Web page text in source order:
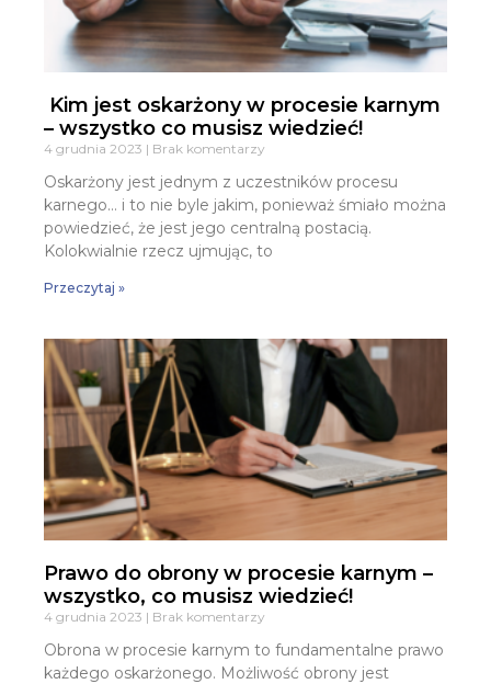
Kim jest oskarżony w procesie karnym
– wszystko co musisz wiedzieć!
4 grudnia 2023 Brak komentarzy
Oskarżony jest jednym z uczestników procesu
karnego… i to nie byle jakim, ponieważ śmiało można
powiedzieć, że jest jego centralną postacią.
Kolokwialnie rzecz ujmując, to
Przeczytaj »
Prawo do obrony w procesie karnym –
wszystko, co musisz wiedzieć!
4 grudnia 2023 Brak komentarzy
Obrona w procesie karnym to fundamentalne prawo
każdego oskarżonego. Możliwość obrony jest